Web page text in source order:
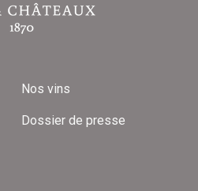
Nos vins
Dossier de presse